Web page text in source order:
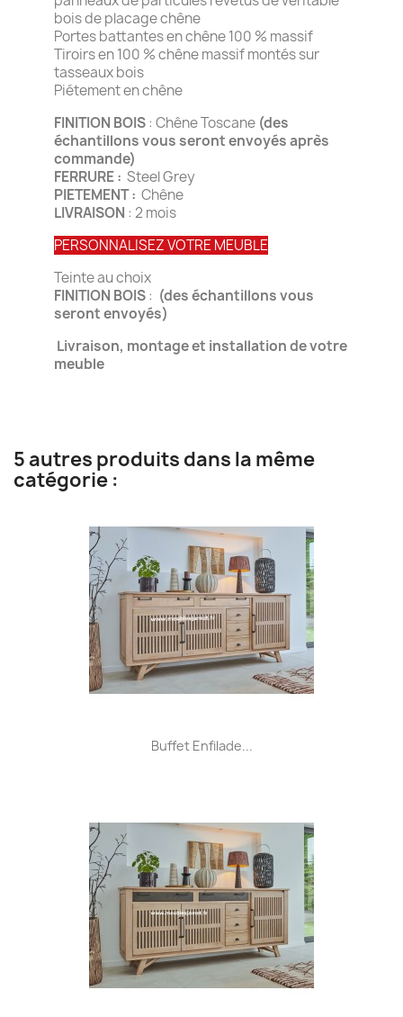
bois de placage chêne
Portes battantes en chêne 100 % massif
Tiroirs en 100 % chêne massif montés sur
tasseaux bois
Piétement en chêne
FINITION BOIS: Chêne Toscane (des
échantillons vous seront envoyés après
commande)
FERRURE : Steel Grey
PIETEMENT : Chêne
LIVRAISON : 2 mois
PERSONNALISEZ VOTRE MEUBLE
Teinte au choix
FINITION BOIS: (des échantillons vous
seront envoyés)
Livraison, montage et installation de votre
meuble
5 autres produits dans la même
catégorie :
Buffet Enfilade...